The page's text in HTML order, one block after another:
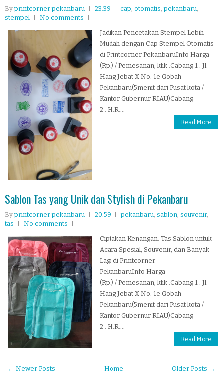
Byprintcorner pekanbaru 23:39 cap, otomatis,pekanbaru,
stempel
No comments
Jadikan Pencetakan Stempel Lebih
Mudah dengan Cap Stempel Otomatis
di Printcorner PekanbaruInfo Harga
(Rp.) / Pemesanan, klik :Cabang 1 : Jl.
Hang Jebat X No. 1e Gobah
Pekanbaru(5menit dari Pusat kota /
Kantor Gubernur RIAU)Cabang
2 : H.R....
Read More
Sablon Tas yang Unik dan Stylish di Pekanbaru
Byprintcorner pekanbaru 20:59 pekanbaru, sablon, souvenir,
tas
No comments
Ciptakan Kenangan: Tas Sablon untuk
Acara Spesial, Souvenir, dan Banyak
Lagi di Printcorner
PekanbaruInfo Harga
(Rp.) / Pemesanan, klik :Cabang 1 : Jl.
Hang Jebat X No. 1e Gobah
Pekanbaru(5menit dari Pusat kota /
Kantor Gubernur RIAU)Cabang
2 : H.R....
Read More
← Newer Posts Older Posts →
Home